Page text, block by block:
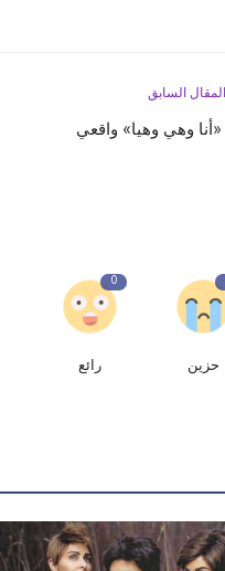
المقال السابق
وهي وهيا» واقعي
حزين
0
رائع